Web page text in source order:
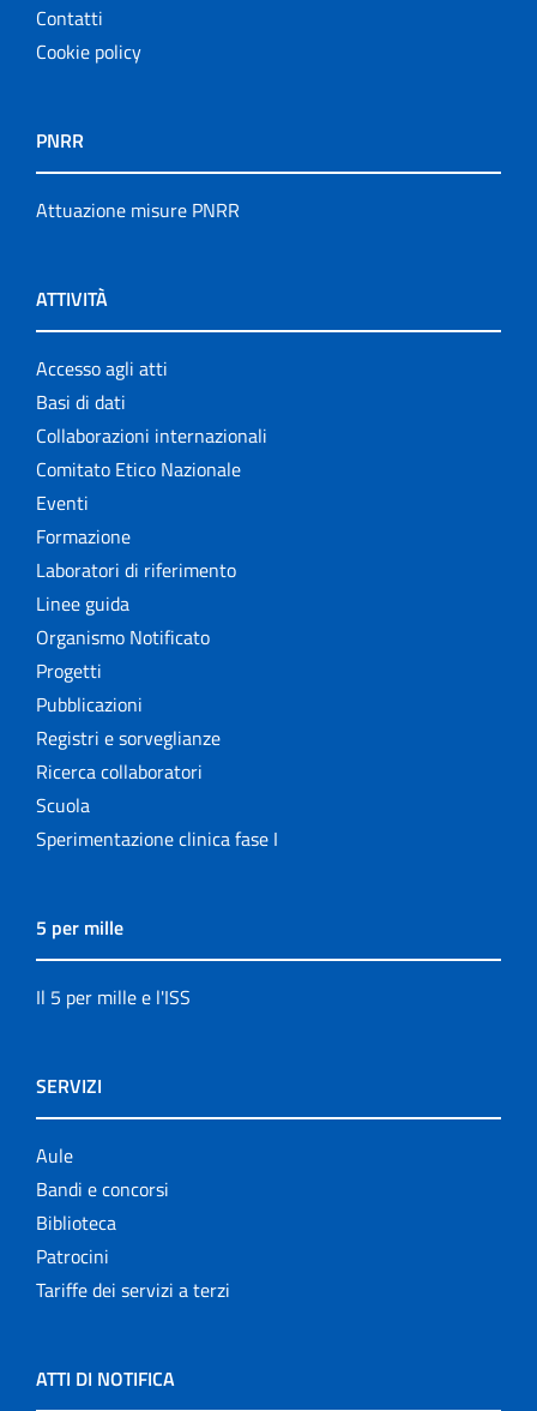
Contatti
Cookie policy
PNRR
Attuazione misure PNRR
ATTIVITÀ
Accesso agli atti
Basi di dati
Collaborazioni internazionali
Comitato Etico Nazionale
Eventi
Formazione
Laboratori di riferimento
Linee guida
Organismo Notificato
Progetti
Pubblicazioni
Registri e sorveglianze
Ricerca collaboratori
Scuola
Sperimentazione clinica fase I
5 per mille
Il 5 per mille e l'ISS
SERVIZI
Aule
Bandi e concorsi
Biblioteca
Patrocini
Tariffe dei servizi a terzi
ATTI DI NOTIFICA